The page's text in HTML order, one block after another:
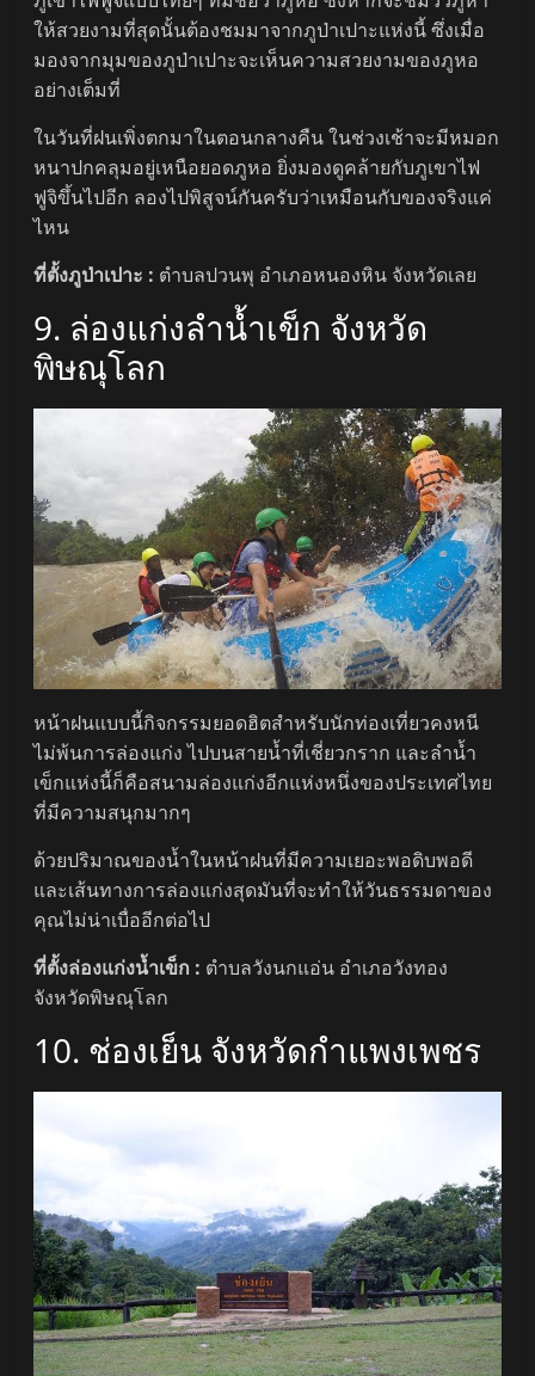
ให้สวยงามที่สุดนั้นต้องชมมาจากภูป่าเปาะแห่งนี้ ซึ่งเมื่อ
มองจากมุมของภูป่าเปาะจะเห็นความสวยงามของภูหอ
อย่างเต็มที่
ในวันที่ฝนเพิ่งตกมาในตอนกลางคืน ในช่วงเช้าจะมีหมอก
หนาปกคลุมอยู่เหนือยอดภูหอ ยิ่งมองดูคล้ายกับภูเขาไฟ
ฟูจิขึ้นไปอีก ลองไปพิสูจน์กันครับว่าเหมือนกับของจริงแค่
ไหน
ที่ตั้งภูป่าเปาะ : ตำบลปวนพุ อำเภอหนองหิน จังหวัดเลย
9. ล่องแก่งลำน้ำเข็ก จังหวัด
พิษณุโลก
หน้าฝนแบบนี้กิจกรรมยอดฮิตสำหรับนักท่องเที่ยวคงหนี
ไม่พ้นการล่องแก่ง ไปบนสายน้ำที่เชี่ยวกราก และลำน้ำ
เข็กแห่งนี้ก็คือสนามล่องแก่งอีกแห่งหนึ่งของประเทศไทย
ที่มีความสนุกมากๆ
ด้วยปริมาณของน้ำในหน้าฝนที่มีความเยอะพอดิบพอดี
และเส้นทางการล่องแก่งสุดมันที่จะทำให้วันธรรมดาของ
คุณไม่น่าเบื่ออีกต่อไป
ที่ตั้งล่องแก่งน้ำเข็ก : ตำบลวังนกแอ่น อำเภอวังทอง
จังหวัดพิษณุโลก
10. ช่องเย็น จังหวัดกำแพงเพชร